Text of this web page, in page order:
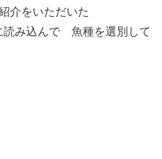
介をいただいた
み込んで 魚種を選別して